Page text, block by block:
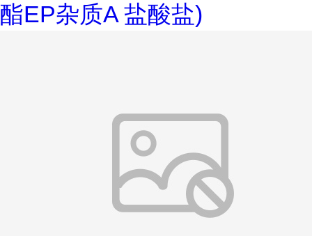
酯EP杂质A 盐酸盐)